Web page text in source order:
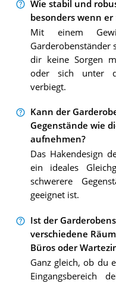
Wie stabil und
besonders wenn
Mit einem
Garderobenständer
dir keine Sorgen
oder sich unter
verbiegt.
Kann der
Gegenstände wie
aufnehmen?
Das Hakendesign
ein ideales
schwerere
geeignet ist.
Ist der
verschiedene
Büros oder
Ganz gleich, ob du
Eingangsbereich